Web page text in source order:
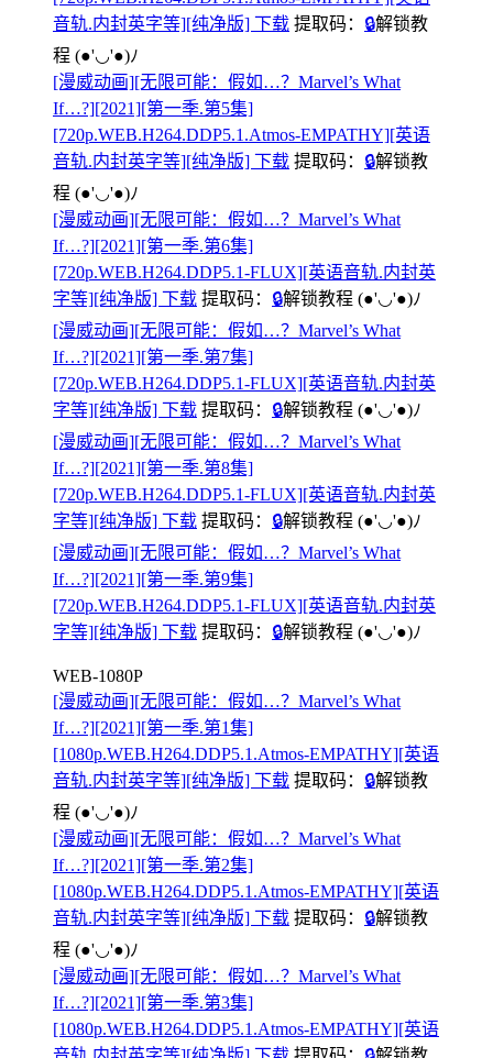
音轨.内封英字等][纯净版] 下载 提取码： 🔒解锁教
程 (●'◡'●)ﾉ
[漫威动画][无限可能：假如…？Marvel’s What
If…?][2021][第一季.第5集]
[720p.WEB.H264.DDP5.1.Atmos-EMPATHY][英语
音轨.内封英字等][纯净版] 下载 提取码： 🔒解锁教
程 (●'◡'●)ﾉ
[漫威动画][无限可能：假如…？Marvel’s What
If…?][2021][第一季.第6集]
[720p.WEB.H264.DDP5.1-FLUX][英语音轨.内封英
字等][纯净版] 下载 提取码： 🔒解锁教程 (●'◡'●)ﾉ
[漫威动画][无限可能：假如…？Marvel’s What
If…?][2021][第一季.第7集]
[720p.WEB.H264.DDP5.1-FLUX][英语音轨.内封英
字等][纯净版] 下载 提取码： 🔒解锁教程 (●'◡'●)ﾉ
[漫威动画][无限可能：假如…？Marvel’s What
If…?][2021][第一季.第8集]
[720p.WEB.H264.DDP5.1-FLUX][英语音轨.内封英
字等][纯净版] 下载 提取码： 🔒解锁教程 (●'◡'●)ﾉ
[漫威动画][无限可能：假如…？Marvel’s What
If…?][2021][第一季.第9集]
[720p.WEB.H264.DDP5.1-FLUX][英语音轨.内封英
字等][纯净版] 下载 提取码： 🔒解锁教程 (●'◡'●)ﾉ
WEB-1080P
[漫威动画][无限可能：假如…？Marvel’s What
If…?][2021][第一季.第1集]
[1080p.WEB.H264.DDP5.1.Atmos-EMPATHY][英语
音轨.内封英字等][纯净版] 下载 提取码： 🔒解锁教
程 (●'◡'●)ﾉ
[漫威动画][无限可能：假如…？Marvel’s What
If…?][2021][第一季.第2集]
[1080p.WEB.H264.DDP5.1.Atmos-EMPATHY][英语
音轨.内封英字等][纯净版] 下载 提取码： 🔒解锁教
程 (●'◡'●)ﾉ
[漫威动画][无限可能：假如…？Marvel’s What
If…?][2021][第一季.第3集]
[1080p.WEB.H264.DDP5.1.Atmos-EMPATHY][英语